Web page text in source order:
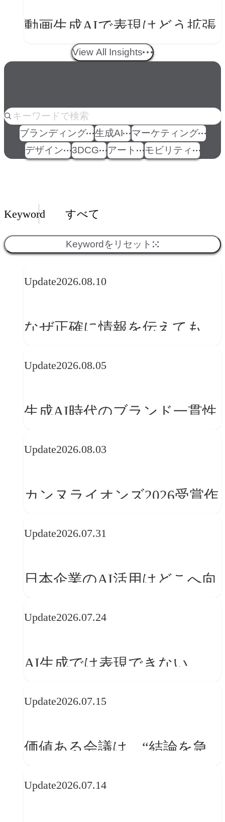
動画生成AIで表現はどう拡張
する？映像ディレクター橋本
View All Insights
人気のkeyword
ブランディング 生成AI
マーケティング
デザイン
3DCG アート モビリティ
Insights一覧
Keyword すべて
Keywordをリセット
Update2026.08.10
なぜ正確に情報を伝えても、
手の脳が「都合よく書き換え
Update2026.08.05
生成AI時代のブランド一貫性
学ぶ「動的ブランディング」
Update2026.08.03
カンヌライオンズ2026受賞作
──「優れたブランド体験」
か
Update2026.07.31
日本企業のAI活用はどこへ向
レンドに見る「人間中心」へ
Update2026.07.24
AI生成では表現できない
望
Update2026.07.15
価値ある会議は、“結論を急
場”である
Update2026.07.14